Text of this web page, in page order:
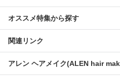
オススメ特集から探す
関連リンク
アレン ヘアメイク(ALEN hair